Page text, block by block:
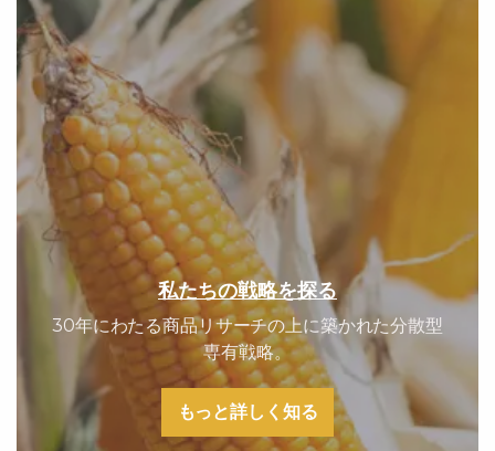
私たちの戦略を探る
30年にわたる商品リサーチの上に築かれた分散型
専有戦略。
もっと詳しく知る